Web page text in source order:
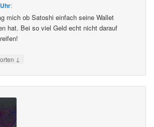
:
mich ob Satoshi einfach seine Wallet
hat. Bei so viel Geld echt nicht darauf
↓